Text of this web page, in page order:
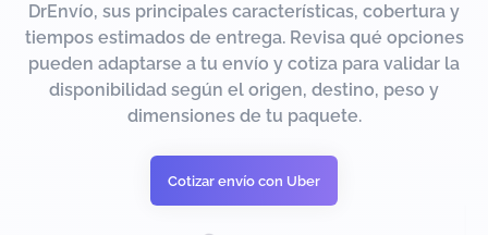
DrEnvío, sus principales características, cobertura y
tiempos estimados de entrega. Revisa qué opciones
pueden adaptarse a tu envío y cotiza para validar la
disponibilidad según el origen, destino, peso y
dimensiones de tu paquete.
Cotizar envío con Uber